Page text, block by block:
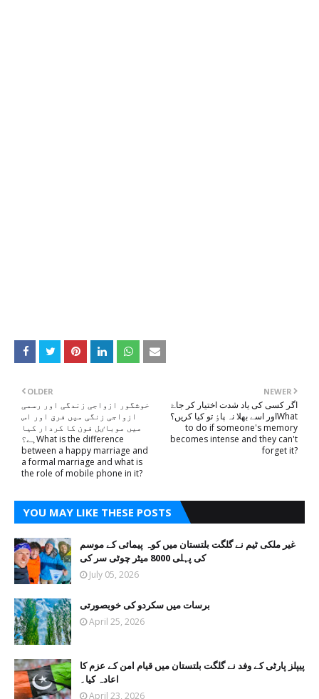
NEWER
اگر کسی کی یاد شدت اختیار کر جاۓ
اور اسے بھلا نہ پاٶ تو کیا کریں؟What
to do if someone's memory
becomes intense and they can't
forget it?
OLDER
خوشگور ازواجی زندگی اور رسمی
ازواجی زنگی میں فرق اور اس
میں موباٸل فون کا کردار کیا
ہے؟What is the difference
between a happy marriage and
a formal marriage and what is
the role of mobile phone in it?
YOU MAY LIKE THESE POSTS
غیر ملکی ٹیم نے گلگت بلتستان میں کوہ پیمائی کے موسم
کی پہلی 8000 میٹر چوٹی سر کی
July 05, 2026
برسات میں سکردو کی خوبصورتی
April 25, 2026
پیپلز پارٹی کے وفد نے گلگت بلتستان میں قیام امن کے عزم کا
اعادہ کیا۔
April 23, 2026